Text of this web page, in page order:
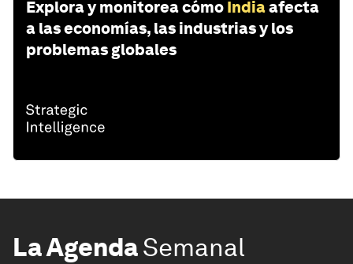
Explora y monitorea cómo Indiaafecta
a las economías, las industrias y los
problemas globales
La AgendaSemanal